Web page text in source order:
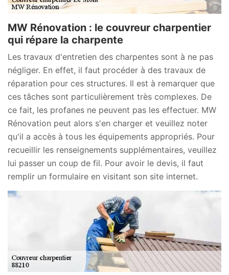
MW Rénovation : le couvreur charpentier
qui répare la charpente
Les travaux d'entretien des charpentes sont à ne pas
négliger. En effet, il faut procéder à des travaux de
réparation pour ces structures. Il est à remarquer que
ces tâches sont particulièrement très complexes. De
ce fait, les profanes ne peuvent pas les effectuer. MW
Rénovation peut alors s'en charger et veuillez noter
qu'il a accès à tous les équipements appropriés. Pour
recueillir les renseignements supplémentaires, veuillez
lui passer un coup de fil. Pour avoir le devis, il faut
remplir un formulaire en visitant son site internet.